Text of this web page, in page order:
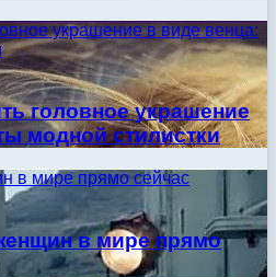
украшение в виде венца:
головное украшение
модной стилистки
в мире прямо сейчас
в мире прямо